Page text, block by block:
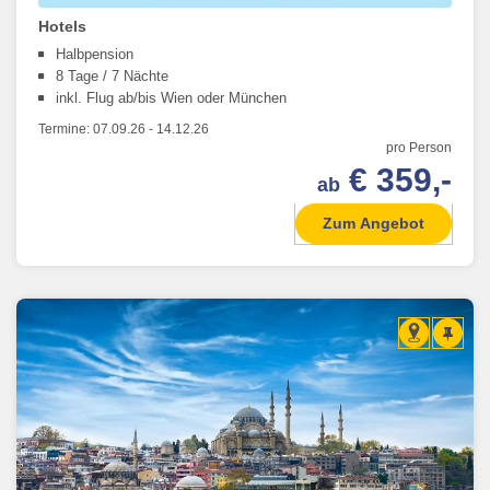
Hotels
Halbpension
8 Tage / 7 Nächte
inkl. Flug ab/bis Wien oder München
Termine: 07.09.26 - 14.12.26
pro Person
ab € 359,-
Zum Angebot